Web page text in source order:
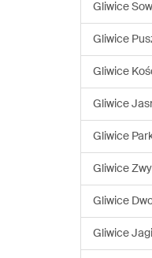
Gliwice
Gliwice
Gliwice
Gliwice
Gliwice
Gliwice
Gliwice
Gliwice